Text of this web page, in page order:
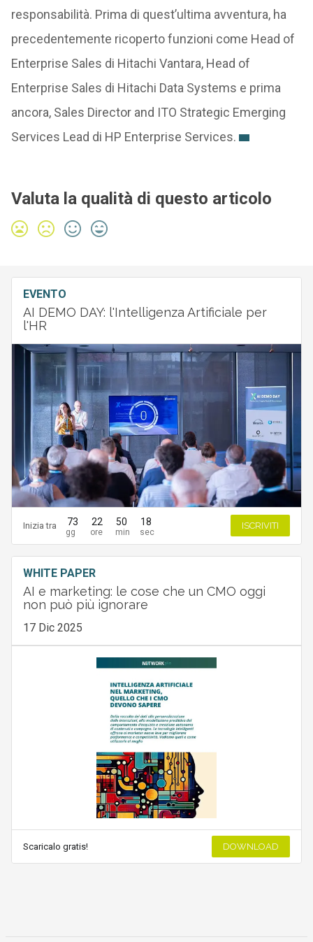
responsabilità. Prima di quest’ultima avventura, ha
precedentemente ricoperto funzioni come Head of
Enterprise Sales di Hitachi Vantara, Head of
Enterprise Sales di Hitachi Data Systems e prima
ancora, Sales Director and ITO Strategic Emerging
Services Lead di HP Enterprise Services.
Valuta la qualità di questo articolo
EVENTO
AI DEMO DAY: l'Intelligenza Artificiale per
l'HR
Inizia tra 73 22 50 17 ISCRIVITI
WHITE PAPER
AI e marketing: le cose che un CMO oggi
non può più ignorare
17 Dic 2025
Scaricalo gratis! DOWNLOAD